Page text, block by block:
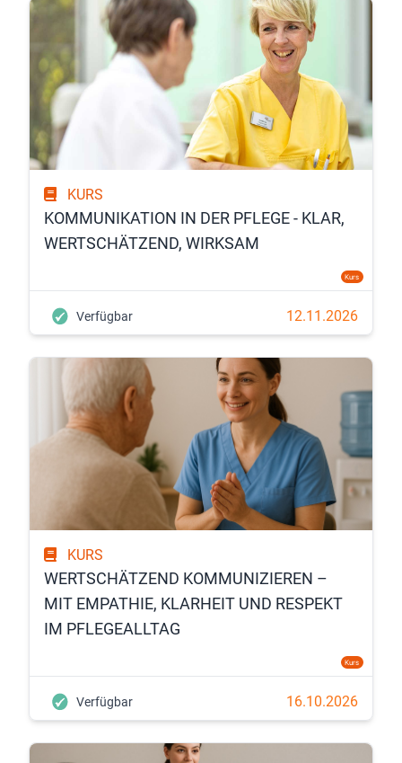
KURS
KOMMUNIKATION IN DER PFLEGE - KLAR,
WERTSCHÄTZEND, WIRKSAM
Kurs
Verfügbar 12.11.2026
KURS
WERTSCHÄTZEND KOMMUNIZIEREN –
MIT EMPATHIE, KLARHEIT UND RESPEKT
IM PFLEGEALLTAG
Kurs
Verfügbar 16.10.2026